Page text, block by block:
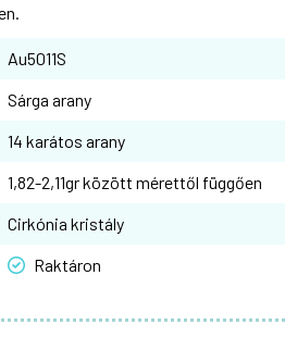
Au5011S
Sárga arany
14 karátos arany
1,82-2,11gr között mérettől függően
Cirkónia kristály
Raktáron